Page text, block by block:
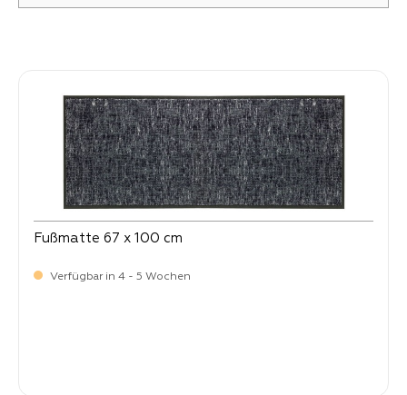
Fußmatte 67 x 100 cm
Verfügbar in 4 - 5 Wochen